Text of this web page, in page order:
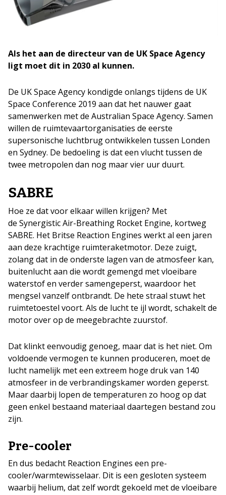
Als het aan de directeur van de UK Space Agency
ligt moet dit in 2030 al kunnen.
De UK Space Agency kondigde onlangs tijdens de UK
Space Conference 2019 aan dat het nauwer gaat
samenwerken met de Australian Space Agency. Samen
willen de ruimtevaartorganisaties de eerste
supersonische luchtbrug ontwikkelen tussen Londen
en Sydney. De bedoeling is dat een vlucht tussen de
twee metropolen dan nog maar vier uur duurt.
SABRE
Hoe ze dat voor elkaar willen krijgen? Met
de Synergistic Air-Breathing Rocket Engine, kortweg
SABRE. Het Britse Reaction Engines werkt al een jaren
aan deze krachtige ruimteraketmotor. Deze zuigt,
zolang dat in de onderste lagen van de atmosfeer kan,
buitenlucht aan die wordt gemengd met vloeibare
waterstof en verder samengeperst, waardoor het
mengsel vanzelf ontbrandt. De hete straal stuwt het
ruimtetoestel voort. Als de lucht te ijl wordt, schakelt de
motor over op de meegebrachte zuurstof.
Dat klinkt eenvoudig genoeg, maar dat is het niet. Om
voldoende vermogen te kunnen produceren, moet de
lucht namelijk met een extreem hoge druk van 140
atmosfeer in de verbrandingskamer worden geperst.
Maar daarbij lopen de temperaturen zo hoog op dat
geen enkel bestaand materiaal daartegen bestand zou
zijn.
Pre-cooler
En dus bedacht Reaction Engines een pre-
cooler/warmtewisselaar. Dit is een gesloten systeem
waarbij helium, dat zelf wordt gekoeld met de vloeibare